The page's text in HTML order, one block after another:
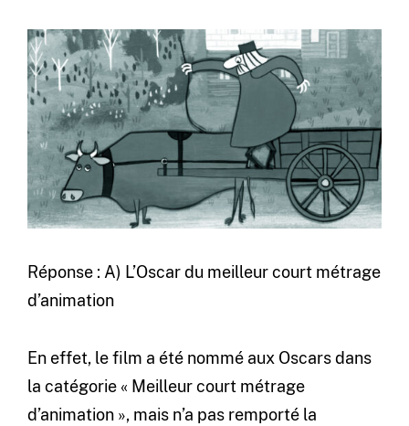
Réponse : A) L’Oscar du meilleur court métrage
d’animation
En effet, le film a été nommé aux Oscars dans
la catégorie « Meilleur court métrage
d’animation », mais n’a pas remporté la